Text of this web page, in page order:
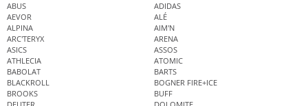
ABUS
ADIDAS
AEVOR
ALÉ
ALPINA
AIM'N
ARC'TERYX
ARENA
ASICS
ASSOS
ATHLECIA
ATOMIC
BABOLAT
BARTS
BLACKROLL
BOGNER FIRE+ICE
BROOKS
BUFF